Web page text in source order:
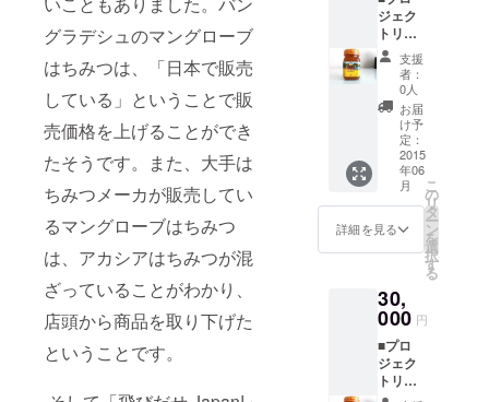
グラデシュのマングローブ
はちみつは、「日本で販売
している」ということで販
売価格を上げることができ
たそうです。また、大手は
ちみつメーカが販売してい
るマングローブはちみつ
は、アカシアはちみつが混
ざっていることがわかり、
店頭から商品を取り下げた
ということです。
ジェク
トリー
ダから
のお礼
メール
■シュン
ドルボ
ンの電
化状況
報告会
■マング
ローブ
はちみ
つ
（250g
マング
ローブ
はちみ
つが輸
入でき
た段階
支援
者：
0人
お届
け予
定：
2015
年06
月
詳細を見る
こ
の
リ
タ
ー
ン
を
選
択
す
る
30,
000 円
■プロ
ジェク
トリー
ダから